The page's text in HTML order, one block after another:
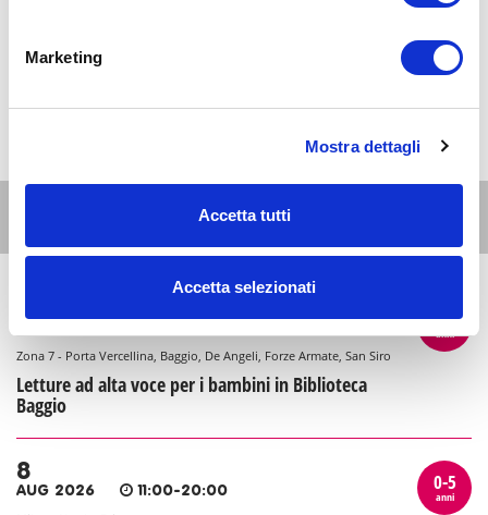
Marketing
Mostra dettagli
Accetta tutti
Accetta selezionati
Altri eventi per questa età
7
Zona 7 - Porta Vercellina, Baggio, De Angeli, Forze Armate, San Siro
Letture ad alta voce per i bambini in Biblioteca
Baggio
0-5
anni
8
AUG 2026 11:00-20:00 0-5
anni